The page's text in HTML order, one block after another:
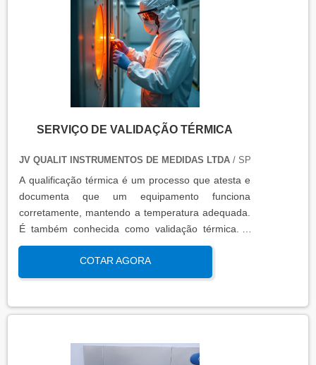
SERVIÇO DE VALIDAÇÃO TÉRMICA
JV QUALIT INSTRUMENTOS DE MEDIDAS LTDA/ SP
A qualificação térmica é um processo que atesta e
documenta que um equipamento funciona
corretamente, mantendo a temperatura adequada.
É também conhecida como validação térmica. A
qualificação térmica é importante para garantir a
qualidade e eficiência de equipamentos que
precisam de controle de temperatura. É aplicada a
produtos, como autoclaves, estufas, câmaras frias,
qualificação térmica é apresentado em um relatório
técnico que contém informações como gráficos,
COTAR AGORA